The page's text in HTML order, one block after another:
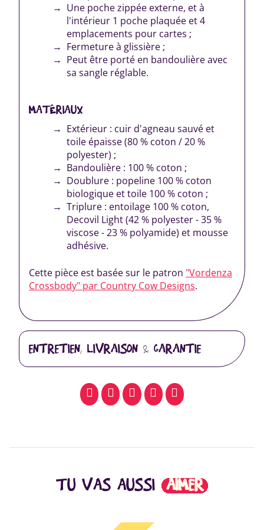
Une poche zippée externe, et à
l'intérieur 1 poche plaquée et 4
emplacements pour cartes ;
Fermeture à glissière ;
Peut être porté en bandoulière avec
sa sangle réglable.
MATÉRIAUX
Extérieur : cuir d'agneau sauvé et
toile épaisse (80 % coton / 20 %
polyester) ;
Bandoulière : 100 % coton ;
Doublure : popeline 100 % coton
biologique et toile 100 % coton ;
Triplure : entoilage 100 % coton,
Decovil Light (42 % polyester - 35 %
viscose - 23 % polyamide) et mousse
adhésive.
Cette pièce est basée sur le patron "Vordenza
Crossbody" par Country Cow Designs.
ENTRETIEN, LIVRAISON & GARANTIE
facebookpinterestwhatsapp
SMS email
TU VAS AUSSI AIMER